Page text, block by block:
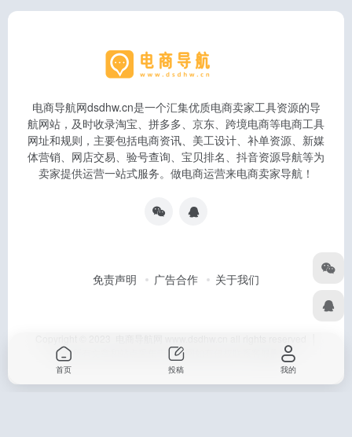
电商导航网dsdhw.cn是一个汇集优质电商卖家工具资源的导
航网站，及时收录淘宝、拼多多、京东、跨境电商等电商工具
网址和规则，主要包括电商资讯、美工设计、补单资源、新媒
体营销、网店交易、验号查询、宝贝排名、抖音资源导航等为
卖家提供运营一站式服务。做电商运营来电商卖家导航！
免责声明 广告合作 关于我们
本站所有文章和站点采集于互联网如有侵权联系客服删除
首页 投稿 我的